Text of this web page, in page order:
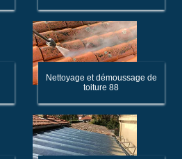
Nettoyage et démoussage de
toiture 88